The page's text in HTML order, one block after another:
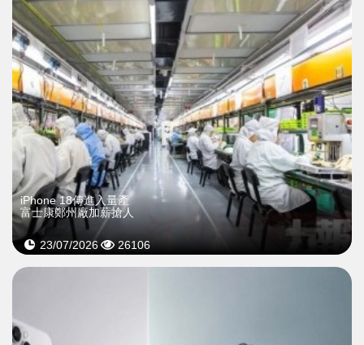
iPhone 18傳進入量產
富士康鄭州廠加薪搶人
23/07/2026 26106